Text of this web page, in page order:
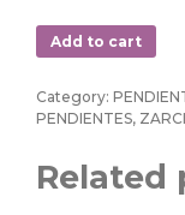
Add to cart
Category:
PENDIENTES,
Related